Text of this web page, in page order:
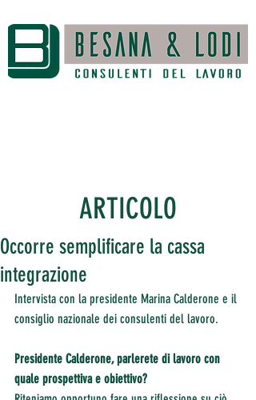
ARTICOLO
Occorre semplificare la cassa
integrazione
Intervista con la presidente Marina Calderone e il
consiglio nazionale dei consulenti del lavoro.
Presidente Calderone, parlerete di lavoro con
quale prospettiva e obiettivo?